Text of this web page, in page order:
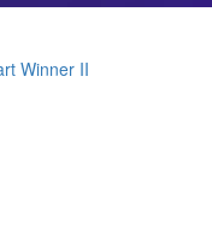
Winner II